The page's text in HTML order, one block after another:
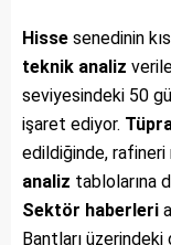
Hisse senedinin
teknik analiz
seviyesindeki 50
işaret ediyor.
edildiğinde, rafineri
analiz tablolarına
Sektör haberleri
Bantları üzerindeki